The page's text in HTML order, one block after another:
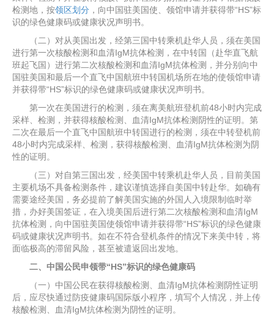
检测地，按领区划分 ，向中国驻美国使、领馆申请并获得带“HS”标
识的绿色健康码或健康状况声明书。
（二）对从美国出发，经第三国中转乘机赴华人员，须在美国
进行第一次核酸检测和血清IgM抗体检测，在中转国（赴华直飞航
班起飞国）进行第二次核酸检测和血清IgM抗体检测，并分别向中
国驻美国和最后一个直飞中国航班中转国机场所在地的使领馆申请
并获得带“HS”标识的绿色健康码或健康状况声明书。
第一次在美国进行的检测，须在离美航班登机前48小时内完成
采样、检测，并获得核酸检测、血清IgM抗体检测阴性的证明。第
二次在最后一个直飞中国航班中转国进行的检测，须在中转登机前
48小时内完成采样、检测，获得核酸检测、血清IgM抗体检测为阴
性的证明。
（三）对自第三国出发，经美国中转乘机赴华人员，目前美国
主要机场不具备检测条件，建议谨慎选择自美国中转赴华。如确有
需要途经美国，务必提前了解美国实施的外国人入境限制临时举
措，办好美国签证，在入境美国后进行第二次核酸检测和血清IgM
抗体检测，向中国驻美国使领馆申请并获得带“HS”标识的绿色健康
码或健康状况声明书。如在不符合登机条件的情况下来美中转，将
面临极高的滞留风险，甚至被遣返回出发地。
二、中国公民申领带“HS”标识的绿色健康码
（一）中国公民在获得核酸检测、血清IgM抗体检测阴性证明
后，应尽快通过防疫健康码国际版小程序，填写个人情况，并上传
核酸检测、血清IgM抗体检测为阴性的证明。